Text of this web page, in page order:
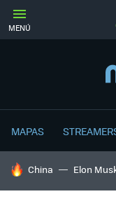
MENÚ
MAPAS
HOY SE HABLA DE
China Elon